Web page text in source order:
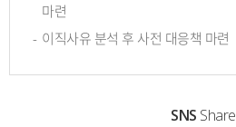
마련
- 이직사유 분석 후 사전 대응책 마련
SNS Share